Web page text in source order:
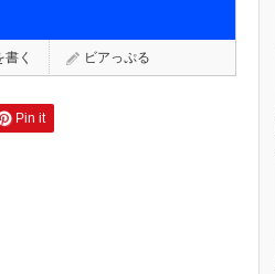
書く ビアっぷる
Pin it